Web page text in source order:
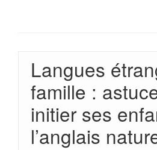
Langues
famille :
initier ses
l’anglais